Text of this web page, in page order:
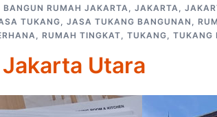
BANGUN RUMAH JAKARTA, JAKARTA,
TUKANG, JASA TUKANG BANGUNAN ,
, RUMAH TINGKAT, TUKANG, TUKANG
Utara